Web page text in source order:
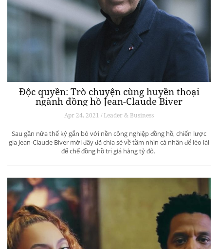
Độc quyền: Trò chuyện cùng huyền thoại
ngành đồng hồ Jean-Claude Biver
Apr 24, 2021 / Leader & Business
Sau gần nửa thế kỷ gắn bó với nền công nghiệp đồng hồ, chiến lược
gia Jean-Claude Biver mới đây đã chia sẻ về tầm nhìn cá nhân để lèo lái
đế chế đồng hồ trị giá hàng tỷ đô.